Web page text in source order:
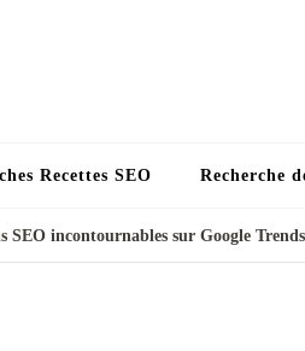
Recettes SEO Recherche
SEO incontournables sur Google Trends